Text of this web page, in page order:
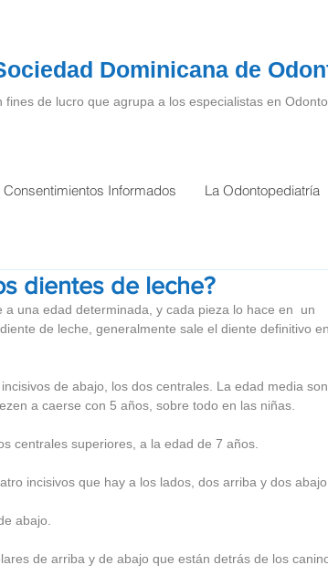
Dominicana de
fines de lucro que agrupa a los especialistas en
Consentimientos Informados La Odontopediatría
dientes de leche?
una edad determinada, y cada pieza lo hace en  un
de leche, generalmente sale el diente definitivo en
de abajo, los dos centrales. La edad media son
a caerse con 5 años, sobre todo en las niñas.
centrales superiores, a la edad de 7 años.
incisivos que hay a los lados, dos arriba y dos abajo.
abajo.
de arriba y de abajo que están detrás de los